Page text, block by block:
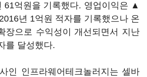
억원을 기록했다. 영업이익은 ▲
년 1억원 적자를 기록했으나 온
장으로 수익성이 개선되면서 지난
를 달성했다.
인 인프라웨어테크놀러지는 셀바